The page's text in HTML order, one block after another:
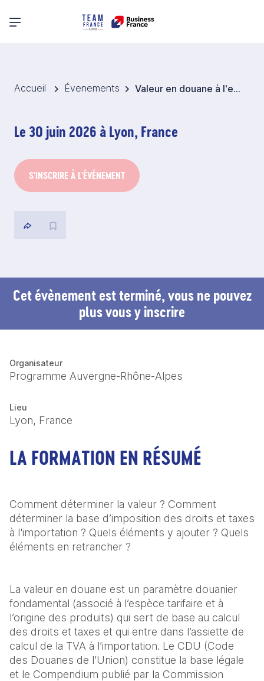
Menu principal
Accueil Évenements Valeur en douane à l'export et à l'import
Le 30 juin 2026 à Lyon, France
S'INSCRIRE À L'ÉVÉNEMENT
Cet évènement est terminé, vous ne pouvez
plus vous y inscrire
Organisateur
Programme Auvergne-Rhône-Alpes
Lieu
Lyon, France
LA FORMATION EN RÉSUMÉ
Comment déterminer la valeur ? Comment
déterminer la base d’imposition des droits et taxes
à l'importation ? Quels éléments y ajouter ? Quels
éléments en retrancher ?
La valeur en douane est un paramètre douanier
fondamental (associé à l’espèce tarifaire et à
l’origine des produits) qui sert de base au calcul
des droits et taxes et qui entre dans l’assiette de
calcul de la TVA à l’importation. Le CDU (Code
des Douanes de l'Union) constitue la base légale
et le Compendium publié par la Commission